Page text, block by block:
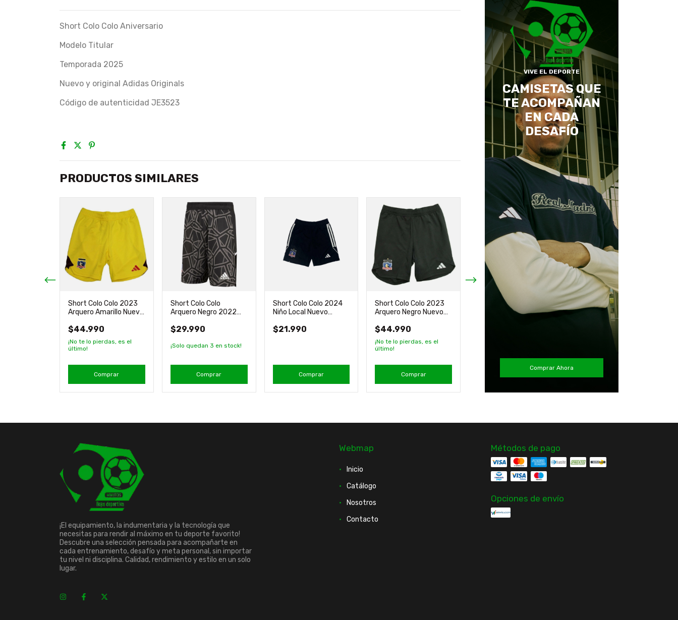
Short Colo Colo Aniversario
Modelo Titular
Temporada 2025
Nuevo y original Adidas Originals
Código de autenticidad JE3523
PRODUCTOS SIMILARES
Short Colo Colo 2023
Arquero Amarillo Nuevo
$44.990
¡No te lo pierdas, es el
último!
Comprar
Short Colo Colo
Arquero Negro 2022
$29.990
¡Solo quedan 3 en stock!
Comprar
Short Colo Colo 2024
Niño Local Nuevo
$21.990
Comprar
Short Colo Colo 2023
Arquero Negro Nuevo
$44.990
¡No te lo pierdas, es el
último!
Comprar
Short Colo Colo 2024
Short Colo Colo 2023
Titular Negro Nuevo
Original adidas
$34.990
VIVE EL DEPORTE
CAMISETAS QUE
TE ACOMPAÑAN
EN CADA
DESAFÍO
Comprar Ahora
¡El equipamiento, la indumentaria y la tecnología que
necesitas para rendir al máximo en tu deporte favorito!
Descubre una selección pensada para acompañarte en
cada entrenamiento, desafío y meta personal, sin importar
tu nivel ni disciplina. Calidad, rendimiento y estilo en un solo
lugar.
Webmap
Inicio
Catálogo
Nosotros
Contacto
Métodos de pago
Opciones de envío